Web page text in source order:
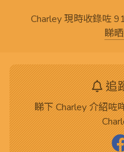
Charley 現時收錄咗
睇
追
睇下 Charley 介紹咗